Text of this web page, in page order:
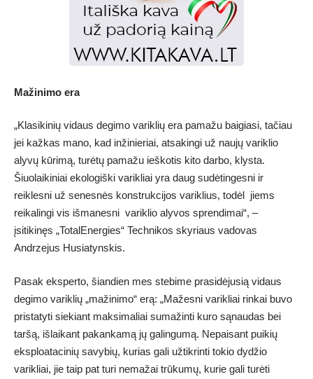
Mažinimo era
„Klasikinių vidaus degimo variklių era pamažu baigiasi, tačiau
jei kažkas mano, kad inžinieriai, atsakingi už naujų variklio
alyvų kūrimą, turėtų pamažu ieškotis kito darbo, klysta.
Šiuolaikiniai ekologiški varikliai yra daug sudėtingesni ir
reiklesni už senesnės konstrukcijos variklius, todėl jiems
reikalingi vis išmanesni variklio alyvos sprendimai“, –
įsitikinęs „TotalEnergies“ Technikos skyriaus vadovas
Andrzejus Husiatynskis.
Pasak eksperto, šiandien mes stebime prasidėjusią vidaus
degimo variklių „mažinimo“ erą: „Mažesni varikliai rinkai buvo
pristatyti siekiant maksimaliai sumažinti kuro sąnaudas bei
taršą, išlaikant pakankamą jų galingumą. Nepaisant puikių
eksploatacinių savybių, kurias gali užtikrinti tokio dydžio
varikliai, jie taip pat turi nemažai trūkumų, kurie gali turėti